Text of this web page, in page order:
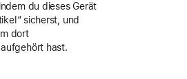
du dieses Gerät
sicherst, und
dort
hast.